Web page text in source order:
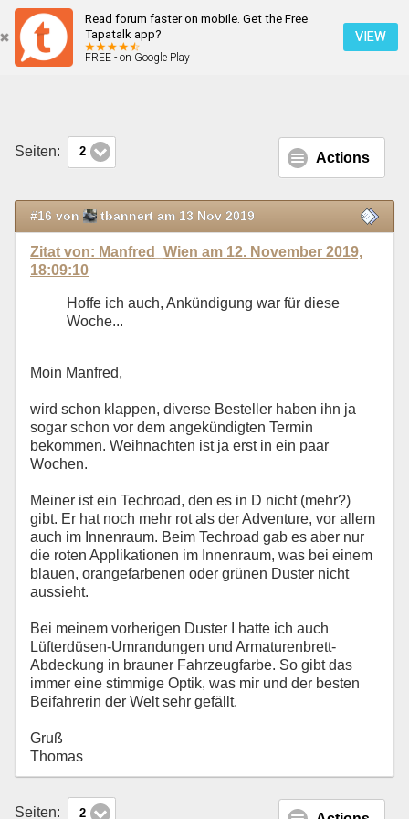
Read forum faster on mobile. Get the Free
Tapatalk app?
FREE - on Google Play
VIEW
Türkantenschutz am Duster II
Seiten: 2 Actions
#16 von tbannert am 13 Nov 2019
Zitat von: Manfred_Wien am 12. November 2019,
18:09:10
Hoffe ich auch, Ankündigung war für diese
Woche...
Moin Manfred,
wird schon klappen, diverse Besteller haben ihn ja
sogar schon vor dem angekündigten Termin
bekommen. Weihnachten ist ja erst in ein paar
Wochen.
Meiner ist ein Techroad, den es in D nicht (mehr?)
gibt. Er hat noch mehr rot als der Adventure, vor allem
auch im Innenraum. Beim Techroad gab es aber nur
die roten Applikationen im Innenraum, was bei einem
blauen, orangefarbenen oder grünen Duster nicht
aussieht.
Bei meinem vorherigen Duster I hatte ich auch
Lüfterdüsen-Umrandungen und Armaturenbrett-
Abdeckung in brauner Fahrzeugfarbe. So gibt das
immer eine stimmige Optik, was mir und der besten
Beifahrerin der Welt sehr gefällt.
Gruß
Thomas
Seiten: 2